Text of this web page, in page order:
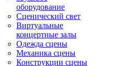
оборудование
Сценический свет
Виртуальные
концертные залы
Одежда сцены
Механика сцены
Конструкции сцены